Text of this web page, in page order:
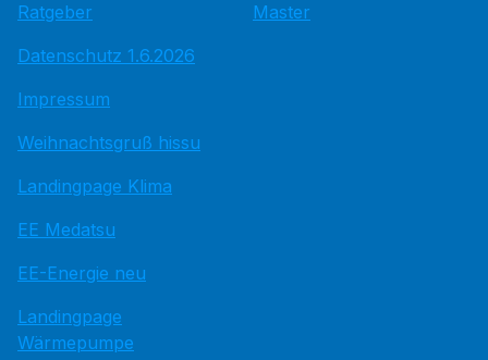
Ratgeber
Datenschutz 1.6.2026
Impressum
Weihnachtsgruß hissu
Landingpage Klima
EE Medatsu
EE-Energie neu
Landingpage
Wärmepumpe
Master